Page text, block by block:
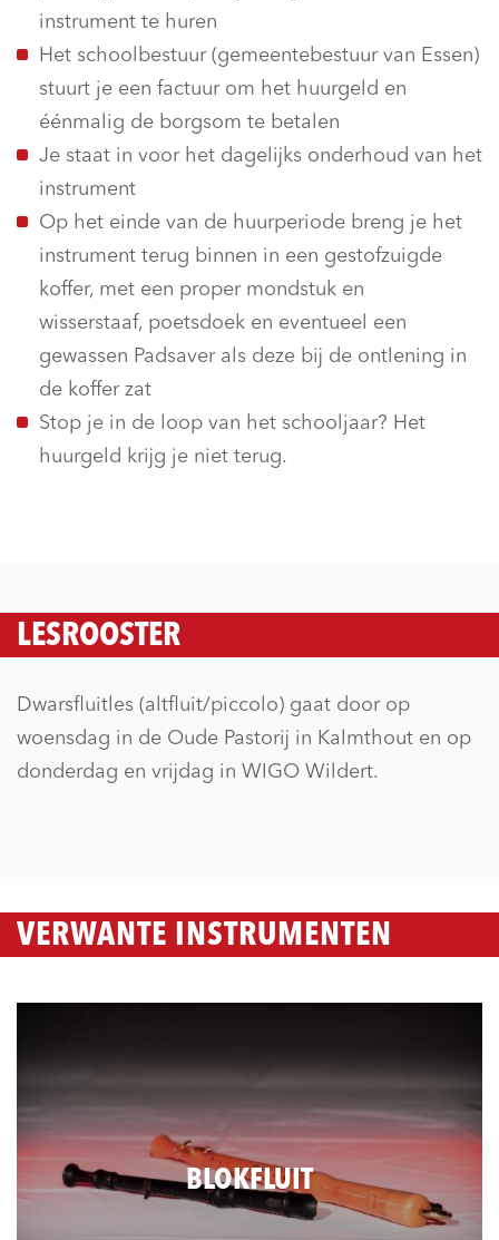
instrument te huren
Het schoolbestuur (gemeentebestuur van Essen)
stuurt je een factuur om het huurgeld en
éénmalig de borgsom te betalen
Je staat in voor het dagelijks onderhoud van het
instrument
Op het einde van de huurperiode breng je het
instrument terug binnen in een gestofzuigde
koffer, met een proper mondstuk en
wisserstaaf, poetsdoek en eventueel een
gewassen Padsaver als deze bij de ontlening in
de koffer zat
Stop je in de loop van het schooljaar? Het
huurgeld krijg je niet terug.
LESROOSTER
Dwarsfluitles (altfluit/piccolo) gaat door op
woensdag in de Oude Pastorij in Kalmthout en op
donderdag en vrijdag in WIGO Wildert.
VERWANTE INSTRUMENTEN
BLOKFLUIT